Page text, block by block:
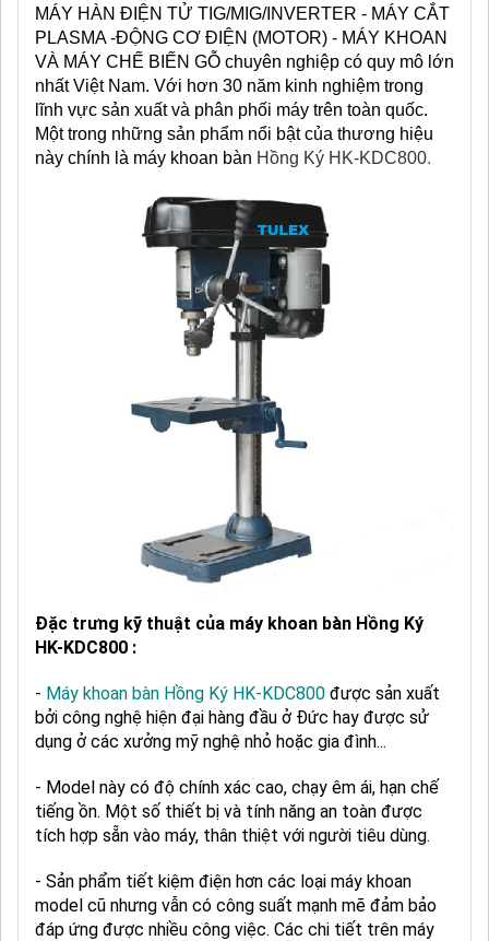
MÁY HÀN ĐIỆN TỬ TIG/MIG/INVERTER - MÁY CẮT
PLASMA -ĐỘNG CƠ ĐIỆN (MOTOR) - MÁY KHOAN
VÀ MÁY CHẾ BIẾN GỖ chuyên nghiệp có quy mô lớn
nhất Việt Nam. Với hơn 30 năm kinh nghiệm trong
lĩnh vực sản xuất và phân phối máy trên toàn quốc.
Một trong những sản phẩm nổi bật của thương hiệu
này chính là máy khoan bàn Hồng Ký HK-KDC800.
Đặc trưng kỹ thuật của máy khoan bàn Hồng Ký
HK-KDC800 :
- Máy khoan bàn Hồng Ký HK-KDC800 được sản xuất
bởi công nghệ hiện đại hàng đầu ở Đức hay được sử
dụng ở các xưởng mỹ nghệ nhỏ hoặc gia đình...
- Model này có độ chính xác cao, chạy êm ái, hạn chế
tiếng ồn. Một số thiết bị và tính năng an toàn được
tích hợp sẵn vào máy, thân thiệt với người tiêu dùng.
- Sản phẩm tiết kiệm điện hơn các loại máy khoan
model cũ nhưng vẫn có công suất mạnh mẽ đảm bảo
đáp ứng được nhiều công việc. Các chi tiết trên máy